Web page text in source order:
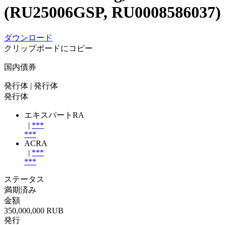
(RU25006GSP, RU0008586037)
ダウンロード
クリップボードにコピー
国内債券
発行体 | 発行体
発行体
エキスパートRA
| ***
***
ACRA
| ***
***
ステータス
満期済み
金額
350,000,000 RUB
発行